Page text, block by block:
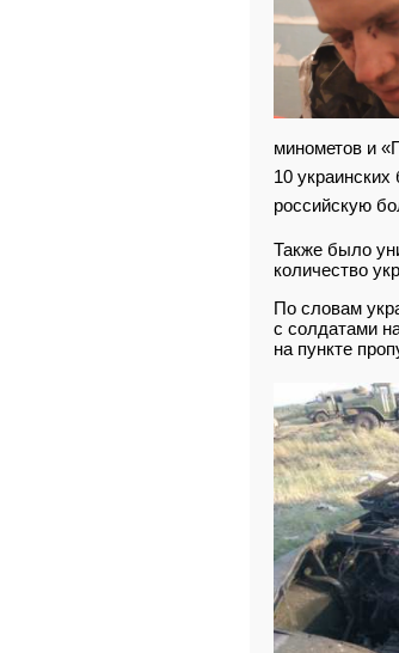
минометов и
10
российскую
Также было
количество
По словам
с солдатами
на пункте